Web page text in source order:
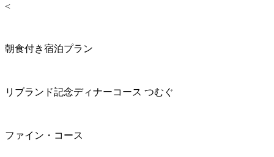
<
朝食付き宿泊プラン
リブランド記念ディナーコース つむぐ
ファイン・コース